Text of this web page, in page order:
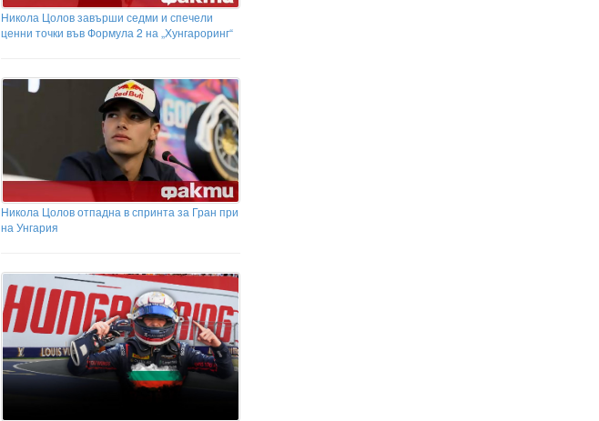
Никола Цолов завърши седми и спечели
ценни точки във Формула 2 на „Хунгароринг“
Никола Цолов отпадна в спринта за Гран при
на Унгария